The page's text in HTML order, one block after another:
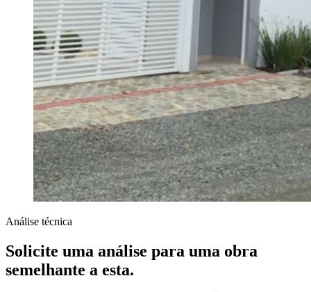
Análise técnica
Solicite uma análise para uma obra
semelhante a esta.